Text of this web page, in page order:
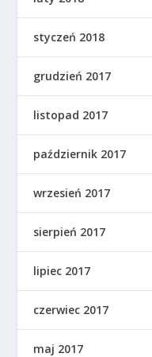
styczeń 2018
grudzień 2017
listopad 2017
październik 2017
wrzesień 2017
sierpień 2017
lipiec 2017
czerwiec 2017
maj 2017